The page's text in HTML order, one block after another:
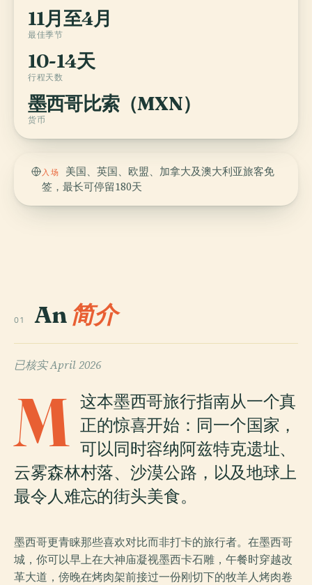
11月至4月
最佳季节
10-14天
行程天数
墨西哥比索（MXN）
货币
入场
美国、英国、欧盟、加拿大及澳大利亚旅客免
签，最长可停留180天
01 An 简介
已核实April 2026
M 这本墨西哥旅行指南从一个真
正的惊喜开始：同一个国家，
可以同时容纳阿兹特克遗址、
云雾森林村落、沙漠公路，以及地球上
最令人难忘的街头美食。
墨西哥更青睐那些喜欢对比而非打卡的旅行者。在墨西哥
城，你可以早上在大神庙凝视墨西卡石雕，午餐时穿越改
革大道，傍晚在烤肉架前接过一份刚切下的牧羊人烤肉卷